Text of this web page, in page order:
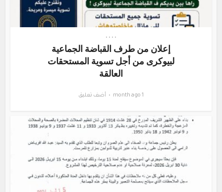
• • • •
إعلان من طرف القباضة الجماعية
لبيوكرى من أجل تسوية المستحقات
العالقة
1 month ago أضف تعليق